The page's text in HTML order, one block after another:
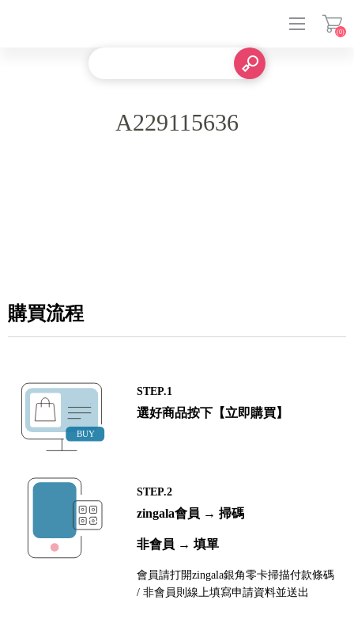
(0)
A229115636
購買流程
STEP.1
選好商品按下【立即購買】
STEP.2
zingala會員 → 掃碼
非會員 → 填單
會員請打開zingala銀角零卡掃描付款條碼
/ 非會員則線上填寫申請資料並送出